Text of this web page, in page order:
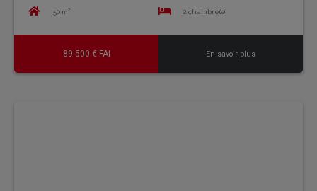
50 m² 2 chambre(s)
89 500 € FAI En savoir plus